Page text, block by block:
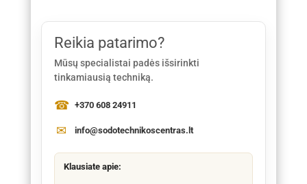
Reikia patarimo?
Mūsų specialistai padės išsirinkti
tinkamiausią techniką.
+370 608 24911
info@sodotechnikoscentras.lt
Klausiate apie: